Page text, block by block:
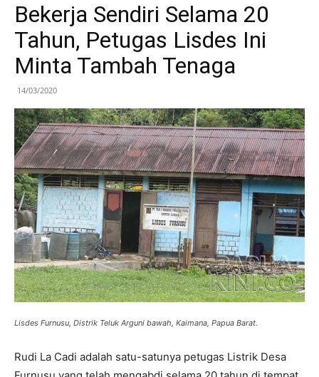
Bekerja Sendiri Selama 20
Tahun, Petugas Lisdes Ini
Minta Tambah Tenaga
14/03/2020
Lisdes Furnusu, Distrik Teluk Arguni bawah, Kaimana, Papua Barat.
Rudi La Cadi adalah satu-satunya petugas Listrik Desa